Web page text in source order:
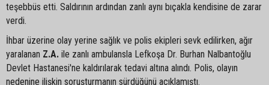
teşebbüs etti. Saldırının ardından zanlı aynı bıçakla kendisine de zarar
verdi.
İhbar üzerine olay yerine sağlık ve polis ekipleri sevk edilirken, ağır
yaralanan Z.A. ile zanlı ambulansla Lefkoşa Dr. Burhan Nalbantoğlu
Devlet Hastanesi'ne kaldırılarak tedavi altına alındı. Polis, olayın
nedenine ilişkin soruşturmanın sürdüğünü açıklamıştı.